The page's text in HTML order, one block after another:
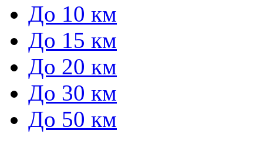
До 10 км
До 15 км
До 20 км
До 30 км
До 50 км